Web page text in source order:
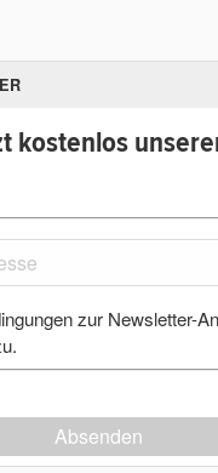
kostenlos
zur Newsletter-
Absenden